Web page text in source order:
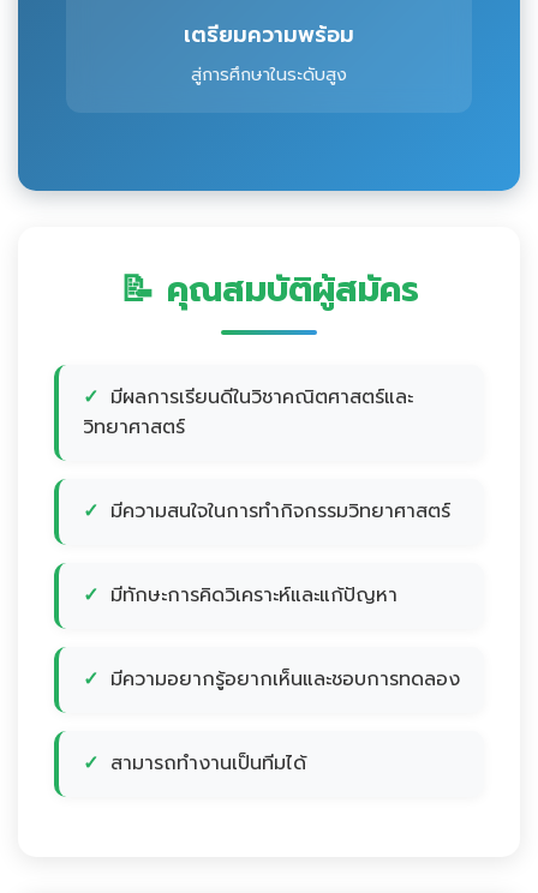
เตรียมความพร้อม
สู่การศึกษาในระดับสูง
📝 คุณสมบัติผู้สมัคร
มีผลการเรียนดีในวิชาคณิตศาสตร์และ
วิทยาศาสตร์
มีความสนใจในการทำกิจกรรมวิทยาศาสตร์
มีทักษะการคิดวิเคราะห์และแก้ปัญหา
มีความอยากรู้อยากเห็นและชอบการทดลอง
สามารถทำงานเป็นทีมได้